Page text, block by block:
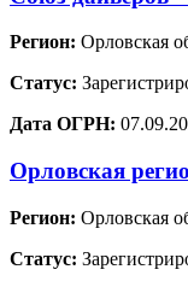
Регион: Орловская
Статус:
Дата ОГРН:
Орловская
Регион: Орловская
Статус: